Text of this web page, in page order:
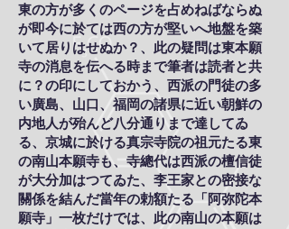
東の方が多くのページを占めねばならぬ
が即今に於ては西の方が堅いへ地盤を築
いて居りはせぬか？、此の疑問は東本願
寺の消息を伝へる時まで筆者は読者と共
に？の印にしておかう、西派の門徒の多
い廣島、山口、福岡の諸県に近い朝鮮の
内地人が殆んど八分通りまで達してゐ
る、京城に於ける真宗寺院の祖元たる東
の南山本願寺も、寺總代は西派の檀信徒
が大分加はつてゐた、李王家との密接な
關係を結んだ當年の勅額たる「阿弥陀本
願寺」一枚だけでは、此の南山の本願は